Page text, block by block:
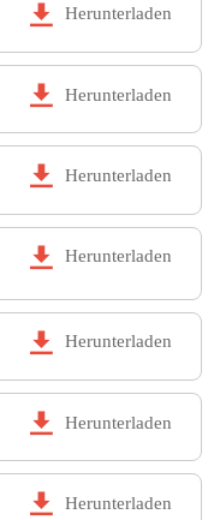
 Herunterladen
 Herunterladen
 Herunterladen
 Herunterladen
 Herunterladen
 Herunterladen
 Herunterladen